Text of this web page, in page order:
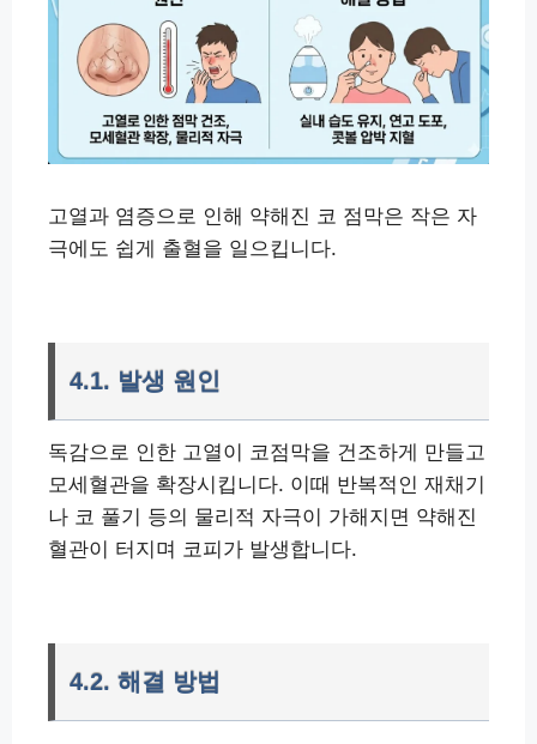
고열과 염증으로 인해 약해진 코 점막은 작은 자
극에도 쉽게 출혈을 일으킵니다.
4.1. 발생 원인
독감으로 인한 고열이 코점막을 건조하게 만들고
모세혈관을 확장시킵니다. 이때 반복적인 재채기
나 코 풀기 등의 물리적 자극이 가해지면 약해진
혈관이 터지며 코피가 발생합니다.
4.2. 해결 방법